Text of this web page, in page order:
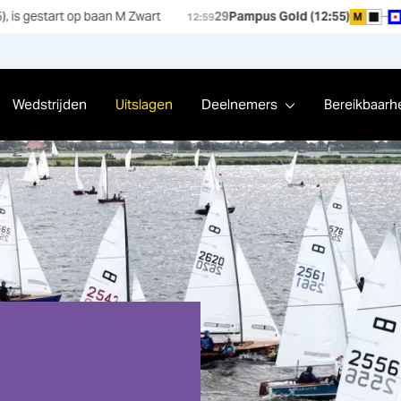
M Zwart 12:5929Pampus Gold (12:55) M – W 4,0kn 6,0kn
Wedstrijden Uitslagen Deelnemers